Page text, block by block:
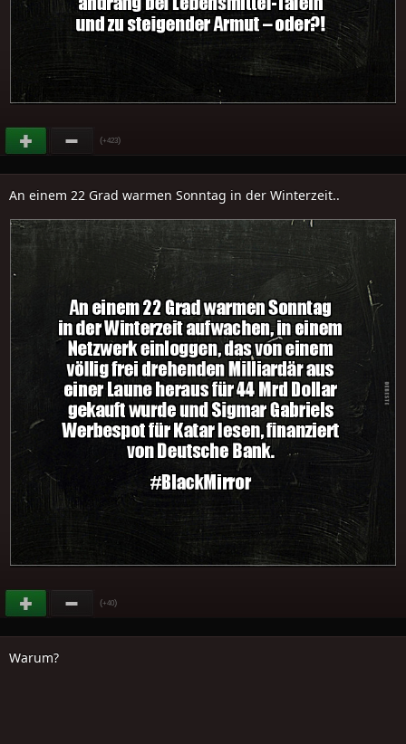
(+423)
An einem 22 Grad warmen Sonntag in der Winterzeit..
(+40)
Warum?